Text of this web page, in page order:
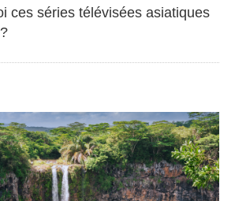
ces séries télévisées asiatiques